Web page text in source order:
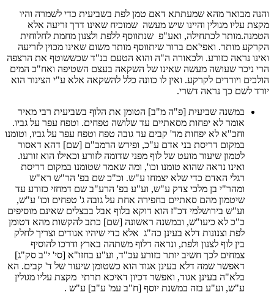
והנה מבואר מהא שמעתתא דאם טמן לפת בשביעית כדי לשמרה והיו
מקצת עליו מגולין והיינו שיש מעשה שמוכיח שאינו דרך זריעה אלא
הטמנה.מותר לכתחילה, ואע"פ שנתווסף ללפת ולצנון מחמת לחלוחית
הקרקע מותר. ואפי'אם ברור שיתווסף מותר משום שאינו מכוין לזריעה
ואינו נראה כזורע. ולכאורה ה"ה והוא הטעם בנ"ד שכששוטף את הרצפה
הרי ניכר שעושה מעשה שאינו של השקאה בעצם השטיפה ואח"כ המים
הולכים ויורדים לקרקע. ואין לו כוונה כלל להשקאה אלא ע"י הצינור הוא
יורד לשם כך נראה דשרי.
במשנה שביעית [פ"ה מ"ב] הטומן את הלוף בשביעית רבי מאיר
אומר לא יפחות מסאתיים עד שלושה טפחים. וטפח עפר על גביו.
וחכ"א לא יפחות מד' קבים עד גובה טפח וטפח עפר על גביו, וטומנו
במקום דריסת בני אדם ע"כ, ופירש הרמב"ם [שם] דהא דאסור
לטמון שיעור מועט של לוף מפני שדומה לזורע וכאילו הוא זורעו.
ואינו נראה שהוא טומנו וכו', ומה שאמר שטומנו במקום דריסת
רגלי האדם כדי שלא יצמחו ע"ש. וכ"כ שם בפ' הר"ש רא"ש
ומהר"י בן מלכי צדק ע"ש, וע"ע בפ' הרע"ב שם דמחזי כזורע עד
שיטמון מהם סאתיים בחפירה אחת על גובה ג' טפחים וכו' ע"ש,
וע"ש בירושלמי דכ"ז הוא דוקא בלוף אבל בבצלים שאינם מוסיפים
כ"כ לא כיעו"ש, ובמשנה ראשונה [שם] כתב להקשות מהא דטומן
לפת וצנונות דלא בעינן כה"ג אלא כדי שיהיו אגודים וצריך לחלק
בין לוף לצנון ולפת, ונראה דלוף משתהה בארץ ודרכו להוסיף
צמחים לכך חשיב יותר כזורע עכ"ד, וע"ע בחזו"א [סי' י"ב סק"ג]
דאפשר שמה דלא בעינן אגוד הוא כשטומן שיעור של ד' קבים. הא
בלא"ה בעינן אגוד, ואפשר דכיון דאיכא תרתי מקצת עליו מגולין
ע"ש, וע"ע בזה במשנת יוסף [ח"ב עמ' ע"ב] ע"ש .